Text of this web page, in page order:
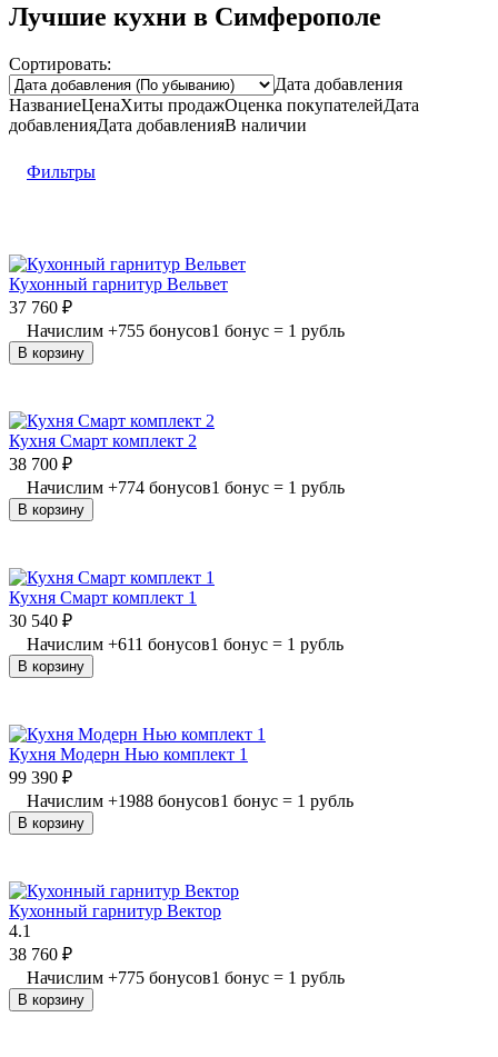
Лучшие кухни в Симферополе
Сортировать:
Дата добавления
НазваниеЦенаХиты продажОценка покупателейДата
добавленияДата добавленияВ наличии
Фильтры
Кухонный гарнитур Вельвет
37 760 ₽
Начислим +755 бонусов1 бонус = 1 рубль
В корзину
Кухня Смарт комплект 2
38 700 ₽
Начислим +774 бонусов1 бонус = 1 рубль
В корзину
Кухня Смарт комплект 1
30 540 ₽
Начислим +611 бонусов1 бонус = 1 рубль
В корзину
Кухня Модерн Нью комплект 1
99 390 ₽
Начислим +1988 бонусов1 бонус = 1 рубль
В корзину
Кухонный гарнитур Вектор
4.1
38 760 ₽
Начислим +775 бонусов1 бонус = 1 рубль
В корзину